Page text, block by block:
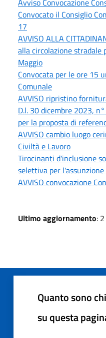
Convocato il Consiglio
17
AVVISO ALLA
alla circolazione stradale
Maggio
Convocata per le ore 15
Comunale
AVVISO ripristino
D.l. 30 dicembre 2023,
per la proposta di
AVVISO cambio luogo
Civiltà e Lavoro
Tirocinanti d'inclusione
selettiva per
AVVISO convocazione
Ultimo aggiornamento:
Quanto sono
su questa